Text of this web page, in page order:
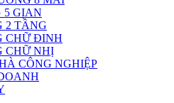
5 GIAN
2 TẦNG
CHỮ ĐINH
CHỮ NHỊ
CÔNG NGHIỆP